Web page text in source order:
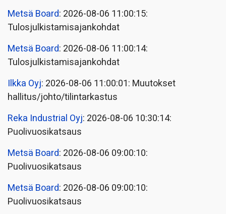
Metsä Board: 2026-08-06 11:00:15:
Tulosjulkistamisajankohdat
Metsä Board: 2026-08-06 11:00:14:
Tulosjulkistamisajankohdat
Ilkka Oyj: 2026-08-06 11:00:01: Muutokset
hallitus/johto/tilintarkastus
Reka Industrial Oyj: 2026-08-06 10:30:14:
Puolivuosikatsaus
Metsä Board: 2026-08-06 09:00:10:
Puolivuosikatsaus
Metsä Board: 2026-08-06 09:00:10:
Puolivuosikatsaus